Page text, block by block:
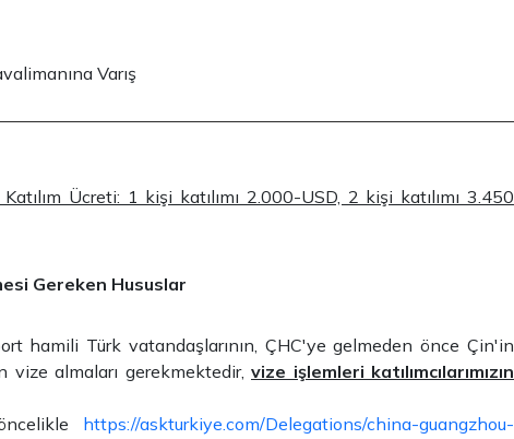
Varış
Ücreti: 1 kişi katılımı 2.000-USD, 2 kişi katılımı 3.450
Gereken Hususlar
hamili Türk vatandaşlarının, ÇHC'ye gelmeden önce Çin'in
vize almaları gerekmektedir, vize işlemleri katılımcılarımızın
https://askturkiye.com/Delegations/china-guangzhou-